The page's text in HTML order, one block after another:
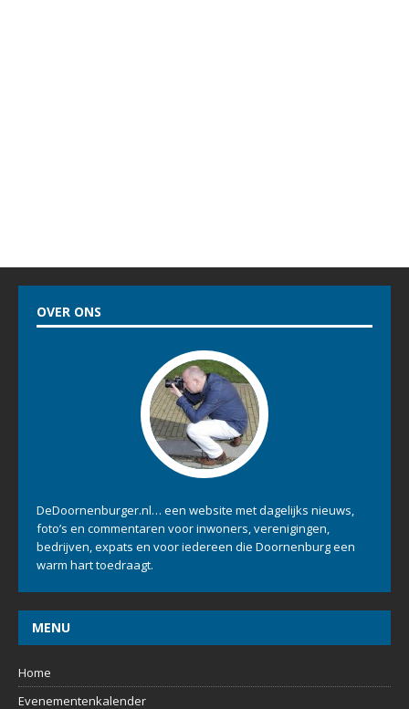
OVER ONS
DeDoornenburger.nl… een website met dagelijks nieuws,
foto’s en commentaren voor inwoners, verenigingen,
bedrijven, expats en voor iedereen die Doornenburg een
warm hart toedraagt.
MENU
Home
Evenementenkalender